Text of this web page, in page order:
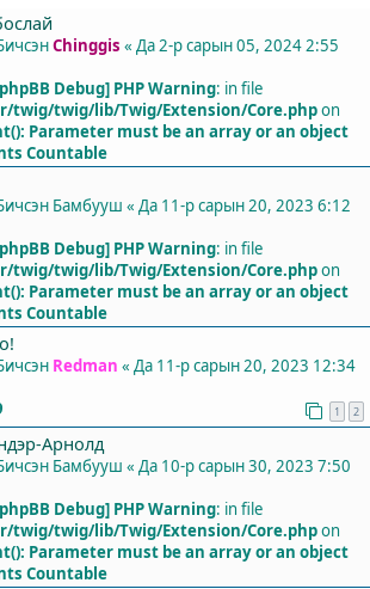
Chinggis « Да 2-р сарын 05, 2024 2:55
Debug] PHP Warning: in file
twig/twig/lib/Twig/Extension/Core.phpon
Parameter must be an array or an object
Countable
Бамбууш « Да 11-р сарын 20, 2023 6:12
Debug] PHP Warning: in file
twig/twig/lib/Twig/Extension/Core.phpon
Parameter must be an array or an object
Countable
Redman « Да 11-р сарын 20, 2023 12:34
1 2
Арнолд
Бамбууш « Да 10-р сарын 30, 2023 7:50
Debug] PHP Warning: in file
twig/twig/lib/Twig/Extension/Core.phpon
Parameter must be an array or an object
Countable